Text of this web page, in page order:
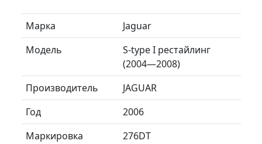
Марка
Jaguar
Модель
S-type I рестайлинг
(2004—2008)
Производитель
JAGUAR
Год
2006
Маркировка
276DT